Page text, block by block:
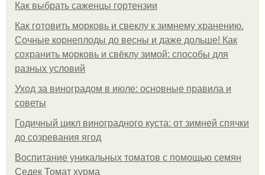
Как выбрать саженцы гортензии
Как готовить морковь и свеклу к зимнему хранению.
Сочные корнеплоды до весны и даже дольше! Как
сохранить морковь и свёклу зимой: способы для
разных условий
Уход за виноградом в июле: основные правила и
советы
Годичный цикл виноградного куста: от зимней спячки
до созревания ягод
Воспитание уникальных томатов с помощью семян
Седек Томат хурма